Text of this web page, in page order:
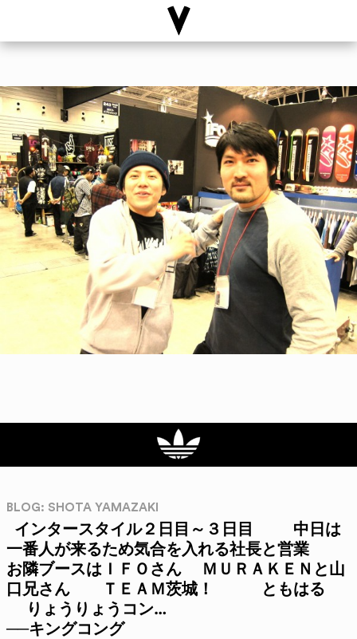
BLOG: SHOTA YAMAZAKI
インタースタイル２日目～３日目 中日は
一番人が来るため気合を入れる社長と営業
お隣ブースはＩＦＯさん ＭＵＲＡＫＥＮと山
口兄さん ＴＥＡＭ茨城！ ともはる
りょうりょうコン…
──キングコング